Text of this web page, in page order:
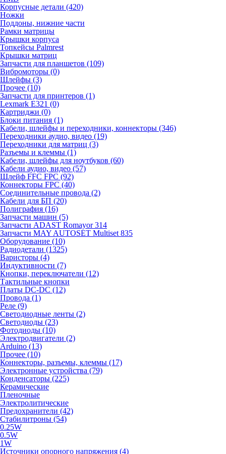
Корпусные детали (420)
Ножки
Поддоны, нижние части
Рамки матрицы
Крышки корпуса
Топкейсы Palmrest
Крышки матриц
Запчасти для планшетов (109)
Вибромоторы (0)
Шлейфы (3)
Прочее (10)
Запчасти для принтеров (1)
Lexmark E321 (0)
Картриджи (0)
Блоки питания (1)
Кабели, шлейфы и переходники, коннекторы (346)
Переходники аудио, видео (19)
Переходники для матриц (3)
Разъемы и клеммы (1)
Кабели, шлейфы для ноутбуков (60)
Кабели аудио, видео (57)
Шлейф FFC FPC (92)
Коннекторы FPC (40)
Соединительные провода (2)
Кабели для БП (20)
Полиграфия (16)
Запчасти машин (5)
Запчасти ADAST Romayor 314
Запчасти MAY AUTOSET Multiset 835
Оборудование (10)
Радиодетали (1325)
Варисторы (4)
Индуктивности (7)
Кнопки, переключатели (12)
Тактильные кнопки
Платы DC-DC (12)
Провода (1)
Реле (9)
Светодиодные ленты (2)
Светодиоды (23)
Фотодиоды (10)
Электродвигатели (2)
Arduino (13)
Прочее (10)
Коннекторы, разъемы, клеммы (17)
Электронные устройства (79)
Конденсаторы (225)
Керамические
Пленочные
Электролитические
Предохранители (42)
Стабилитроны (54)
0.25W
0.5W
1W
Источники опорного напряжения (4)